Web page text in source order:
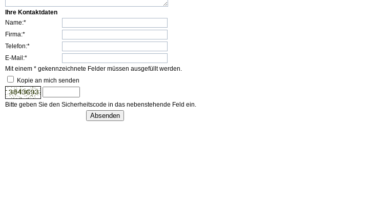
Ihre Kontaktdaten
Name:*
Firma:*
Telefon:*
E-Mail:*
Mit einem * gekennzeichnete Felder müssen ausgefüllt werden.
Kopie an mich senden
Bitte geben Sie den Sicherheitscode in das nebenstehende Feld ein.